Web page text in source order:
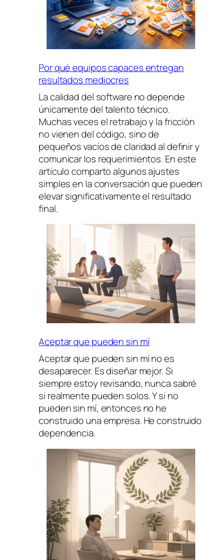
Por qué equipos capaces entregan
resultados mediocres
La calidad del software no depende
únicamente del talento técnico.
Muchas veces el retrabajo y la fricción
no vienen del código, sino de
pequeños vacíos de claridad al definir y
comunicar los requerimientos. En este
artículo comparto algunos ajustes
simples en la conversación que pueden
elevar significativamente el resultado
final.
Aceptar que pueden sin mí
Aceptar que pueden sin mí no es
desaparecer. Es diseñar mejor. Si
siempre estoy revisando, nunca sabré
si realmente pueden solos. Y si no
pueden sin mí, entonces no he
construido una empresa. He construido
dependencia.